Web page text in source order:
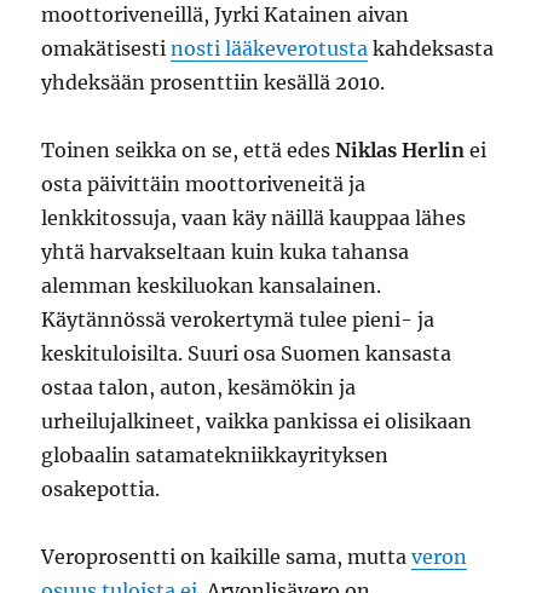
moottoriveneillä, Jyrki Katainen aivan
omakätisestinosti lääkeverotusta kahdeksasta
yhdeksään prosenttiin kesällä 2010.
Toinen seikka on se, että edesNiklas Herlin ei
osta päivittäin moottoriveneitä ja
lenkkitossuja, vaan käy näillä kauppaa lähes
yhtä harvakseltaan kuin kuka tahansa
alemman keskiluokan kansalainen.
Käytännössä verokertymä tulee pieni- ja
keskituloisilta. Suuri osa Suomen kansasta
ostaa talon, auton, kesämökin ja
urheilujalkineet, vaikka pankissa ei olisikaan
globaalin satamatekniikkayrityksen
osakepottia.
Veroprosentti on kaikille sama, muttaveron